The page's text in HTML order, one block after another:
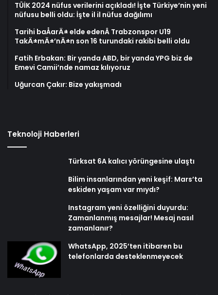
TÜİK 2024 nüfus verilerini açıkladı! İşte Türkiye’nin yeni
nüfusu belli oldu: İşte il il nüfus dağılımı
Tarihi baÅarÄ± elde edenÂ Trabzonspor U19
TakÄ±mÄ±’nÄ±n son 16 turundaki rakibi belli oldu
Fatih Erbakan: Bir yanda ABD, bir yanda YPG biz de
Emevi Camii’nde namaz kılıyoruz
Uğurcan Çakır: Bize yakışmadı
Teknoloji Haberleri
Türksat 6A kalıcı yörüngesine ulaştı
Bilim insanlarından yeni keşif: Mars’ta
eskiden yaşam var mıydı?
Instagram yeni özelliğini duyurdu:
Zamanlanmış mesajlar! Mesaj nasıl
zamanlanır?
WhatsApp, 2025’ten itibaren bu
telefonlarda desteklenmeyecek